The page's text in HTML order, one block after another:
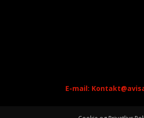
E-mail: